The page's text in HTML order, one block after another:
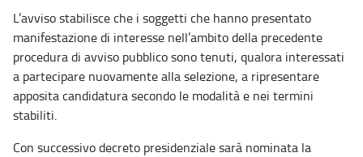
L’avviso stabilisce che i soggetti che hanno presentato
manifestazione di interesse nell’ambito della precedente
procedura di avviso pubblico sono tenuti, qualora interessati
a partecipare nuovamente alla selezione, a ripresentare
apposita candidatura secondo le modalità e nei termini
stabiliti.
Con successivo decreto presidenziale sarà nominata la